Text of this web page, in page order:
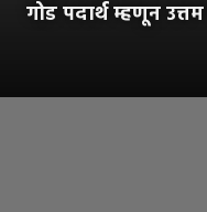
गोड पदार्थ म्हणून